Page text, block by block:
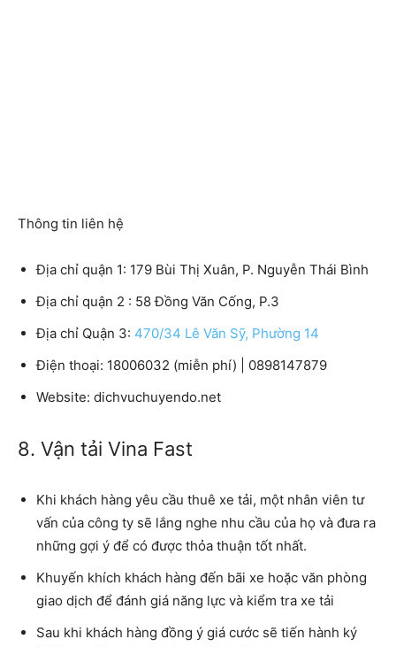
Thông tin liên hệ
Địa chỉ quận 1: 179 Bùi Thị Xuân, P. Nguyễn Thái Bình
Địa chỉ quận 2 : 58 Đồng Văn Cống, P.3
Địa chỉ Quận 3: 470/34 Lê Văn Sỹ, Phường 14
Điện thoại: 18006032 (miễn phí) | 0898147879
Website: dichvuchuyendo.net
8. Vận tải Vina Fast
Khi khách hàng yêu cầu thuê xe tải, một nhân viên tư
vấn của công ty sẽ lắng nghe nhu cầu của họ và đưa ra
những gợi ý để có được thỏa thuận tốt nhất.
Khuyến khích khách hàng đến bãi xe hoặc văn phòng
giao dịch để đánh giá năng lực và kiểm tra xe tải
Sau khi khách hàng đồng ý giá cước sẽ tiến hành ký